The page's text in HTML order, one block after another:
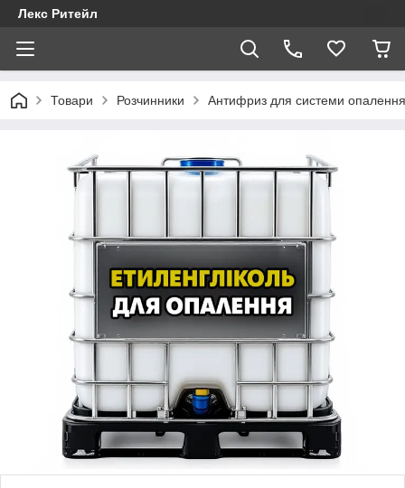
Лекс Ритейл
Товари Розчинники Антифриз для системи опалення